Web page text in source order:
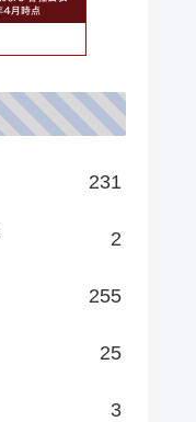
231
2
255
25
3